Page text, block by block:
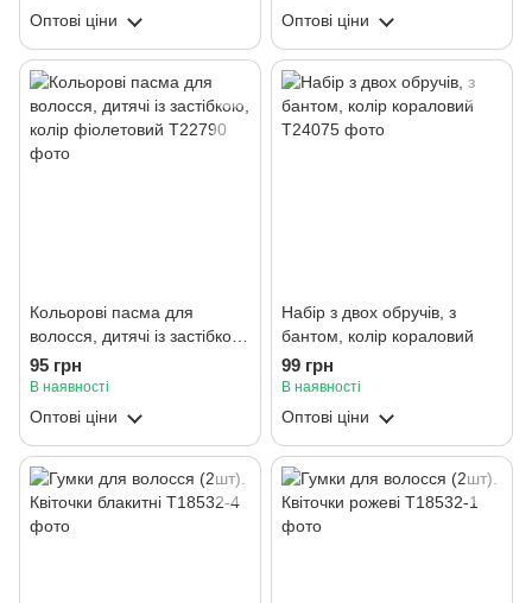
Оптові ціни Оптові ціни
Кольорові пасма для
волосся, дитячі із застібкою,
колір фіолетовий
95 грн
В наявності
Оптові ціни
Набір з двох обручів, з
бантом, колір кораловий
99 грн
В наявності
Оптові ціни